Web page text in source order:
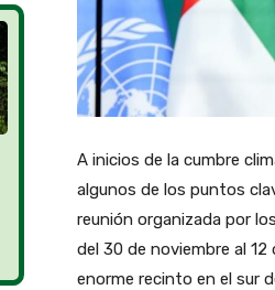
A inicios de la cumbre
algunos de los puntos
reunión organizada por
del 30 de noviembre al
enorme recinto en el sur